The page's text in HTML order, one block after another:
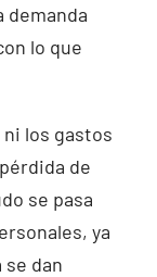
demanda
lo que
los gastos
de
se pasa
ya
dan